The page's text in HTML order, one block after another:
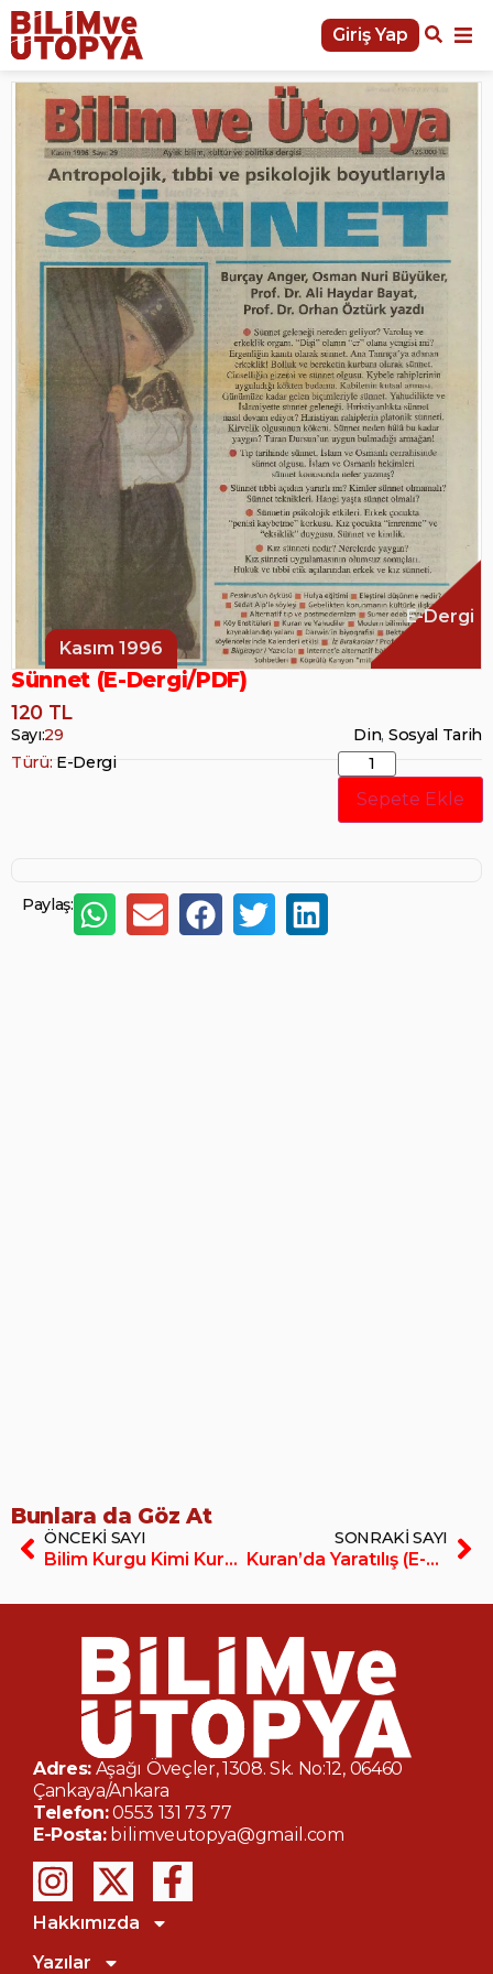
Giriş Yap
Kasım 1996
E-Dergi
Sünnet (E-Dergi/PDF)
120 TL
Sayı:29 Din, Sosyal Tarih
Türü: E-Dergi
Sepete Ekle
Paylaş:
Bunlara da Göz At
ÖNCEKI SAYI
Bilim Kurgu Kimi Kuruyor (E-Dergi/PDF)
SONRAKI SAYI
Kuran’da Yaratılış (E-Dergi/PDF)
Adres: Aşağı Öveçler, 1308. Sk. No:12, 06460
Çankaya/Ankara
Telefon:0553 131 73 77
E-Posta: bilimveutopya@gmail.com
Hakkımızda
Yazılar